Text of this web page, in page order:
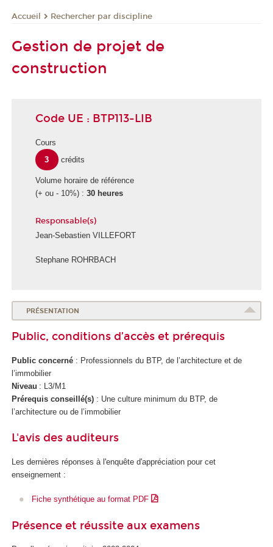
Accueil Rechercher par discipline
Gestion de projet de
construction
Code UE : BTP113-LIB
Cours
3
crédits
Volume horaire de référence
(+ ou - 10%) : 30 heures
Responsable(s)
Jean-Sebastien VILLEFORT
Stephane ROHRBACH
PRÉSENTATION
Public, conditions d’accès et prérequis
Public concerné : Professionnels du BTP, de l’architecture et de
l’immobilier
Niveau : L3/M1
Prérequis conseillé(s) : Une culture minimum du BTP, de
l’architecture ou de l’immobilier
L'avis des auditeurs
Les dernières réponses à l'enquête d'appréciation pour cet
enseignement :
Fiche synthétique au format PDF
Présence et réussite aux examens